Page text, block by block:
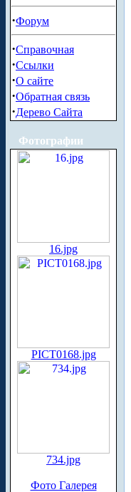
·Форум
·Справочная
·Ссылки
·О сайте
·Обратная связь
·Дерево Сайта
Фотографии
16.jpg
PICT0168.jpg
734.jpg
Фото Галерея